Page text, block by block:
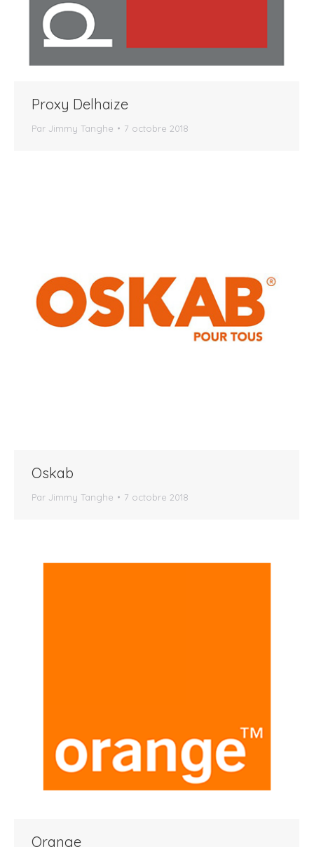
Proxy Delhaize
Par Jimmy Tanghe 7 octobre 2018
Oskab
Par Jimmy Tanghe 7 octobre 2018
Orange